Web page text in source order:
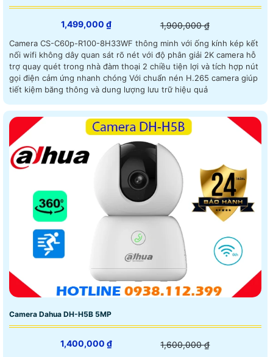
1,499,000 ₫ 1,900,000 ₫
Camera CS-C60p-R100-8H33WF thông minh với ống kính kép kết
nối wifi không dây quan sát rõ nét với độ phân giải 2K camera hỗ
trợ quay quét trong nhà đàm thoại 2 chiều tiện lợi và tích hợp nút
gọi điện cảm ứng nhanh chóng Với chuẩn nén H.265 camera giúp
tiết kiệm băng thông và dung lượng lưu trữ hiệu quả
Camera Dahua DH-H5B 5MP
1,400,000 ₫ 1,600,000 ₫